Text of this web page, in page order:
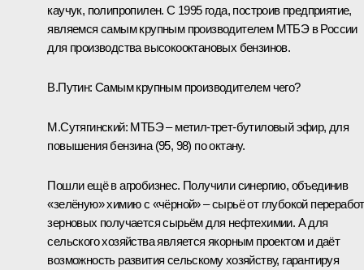
каучук, полипропилен. С 1995 года, построив предприятие,
являемся самым крупным производителем МТБЭ в России
для производства высокооктановых бензинов.
В.Путин: Самым крупным производителем чего?
М.Сутягинский: МТБЭ – метил-трет-бутиловый эфир, для
повышения бензина (95, 98) по октану.
Пошли ещё в агробизнес. Получили синергию, объединив
«зелёную» химию с «чёрной» – сырьё от глубокой
зерновых получается сырьём для нефтехимии. А для
сельского хозяйства является якорным проектом и даёт
возможность развития сельскому хозяйству, гарантируя